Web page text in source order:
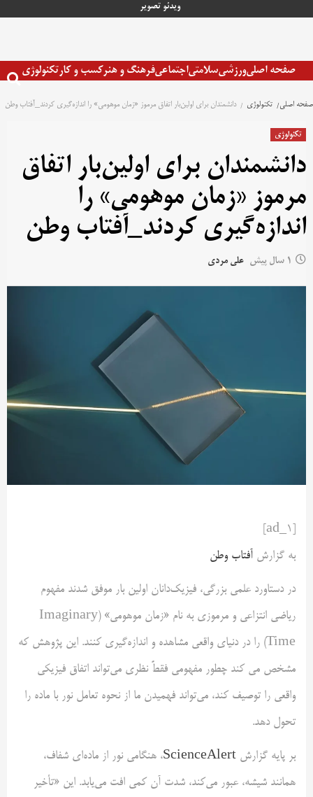
ویدئو تصویر
صفحه اصلیورزشیسلامتیاجتماعیفرهنگ و هنرکسب و کارتکنولوژی
صفحه اصلی تکنولوژی دانشمندان برای اولین‌بار اتفاق مرموز «زمان موهومی» را اندازه‌گیری کردند_آفتاب وطن
تکنولوژی
دانشمندان برای اولین‌بار اتفاق
مرموز «زمان موهومی» را
اندازه‌گیری کردند_آفتاب وطن
1 سال پیش علی مردی
به گزارش آفتاب وطن
در دستاورد علمی بزرگی، فیزیک‌دانان اولین‌ بار موفق شدند مفهوم
ریاضی انتزاعی و مرموزی به نام «زمان موهومی» (Imaginary
Time) را در دنیای واقعی مشاهده و اندازه‌گیری کنند. این پژوهش که
مشخص می کند چطور مفهومی فقطً نظری می‌تواند اتفاق فیزیکی
واقعی را توصیف کند، می‌تواند فهمیدن ما از نحوه تعامل نور با ماده را
تحول دهد.
بر پایه گزارش ScienceAlert، هنگامی نور از ماده‌ای شفاف،
همانند شیشه، عبور می‌کند، شدت آن کمی افت می‌یابد. این «تأخیر